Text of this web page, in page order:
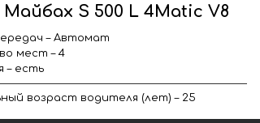
S 500 L 4Matic V8
– Автомат
мест – 4
– есть
возраст водителя (лет) – 25